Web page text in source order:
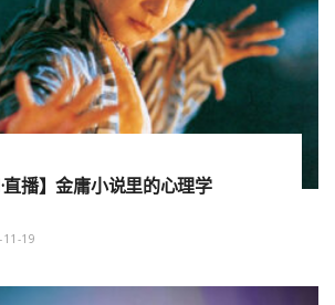
直播】金庸小说里的心理学
19